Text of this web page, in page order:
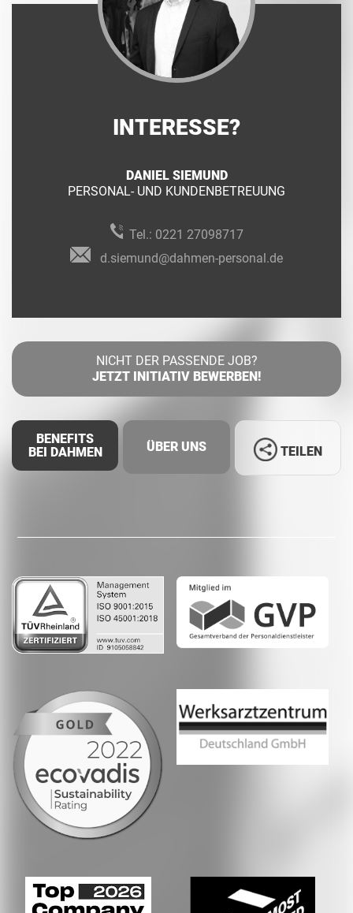
INTERESSE?
DANIEL SIEMUND
PERSONAL- UND KUNDENBETREUUNG
Tel.: 0221 27098717
d.siemund@dahmen-personal.de
NICHT DER PASSENDE JOB?
JETZT INITIATIV BEWERBEN!
BENEFITS
BEI DAHMEN
ÜBER UNS
Whatsapp
TEILEN